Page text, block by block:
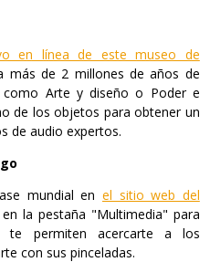
en línea de este museo de
más de 2 millones de años de
como Arte y diseño o Poder e
de los objetos para obtener un
de audio expertos.
mundial en el sitio web del
la pestaña "Multimedia" para
te permiten acercarte a los
con sus pinceladas.